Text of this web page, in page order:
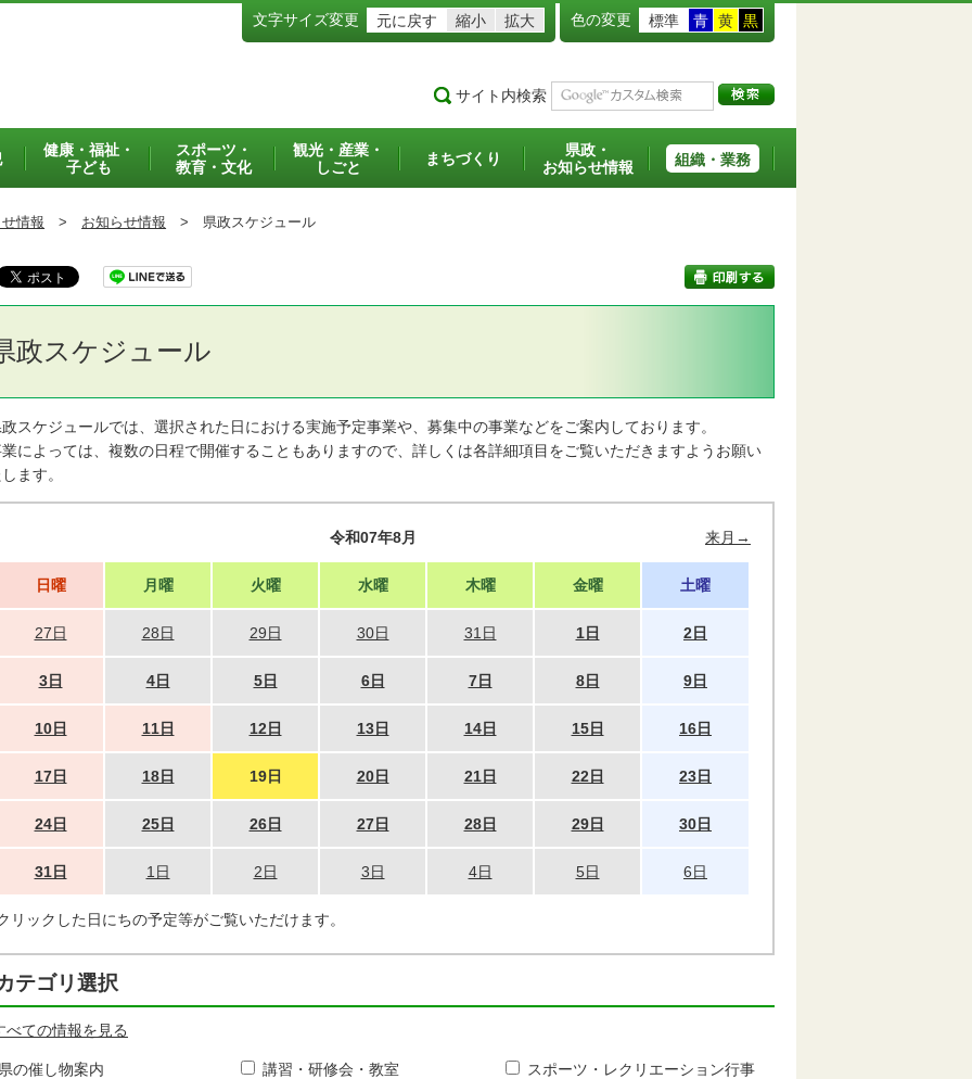
文字サイズ変更 元に戻す 縮小 拡大 色の変更 標準 青 黄 黒
サイト内検索
健康・福祉・
子ども
スポーツ・
教育・文化
観光・産業・
しごと
まちづくり
県政・
お知らせ情報
組織・業務
情報 > お知らせ情報 > 県政スケジュール
政スケジュール
ケジュールでは、選択された日における実施予定事業や、募集中の事業などをご案内しております。
よっては、複数の日程で開催することもありますので、詳しくは各詳細項目をご覧いただきますようお願い
ます。
令和07年8月 来月→
日曜 月曜 火曜 水曜 木曜 金曜 土曜
27日 28日 29日 30日 31日 1日 2日
3日 4日 5日 6日 7日 8日 9日
10日 11日 12日 13日 14日 15日 16日
17日 18日 19日 20日 21日 22日 23日
24日 25日 26日 27日 28日 29日 30日
31日 1日 2日 3日 4日 5日 6日
リックした日にちの予定等がご覧いただけます。
テゴリ選択
べての情報を見る
の催し物案内 講習・研修会・教室
スポーツ・レクリエーション行事